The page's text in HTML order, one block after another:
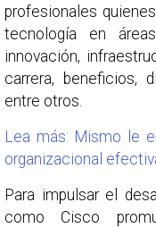
profesionales
tecnología en
innovación,
carrera, beneficios,
entre otros.
Lea más: Mismo le
organizacional
Para impulsar el
como Cisco